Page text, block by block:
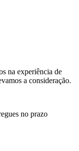
na experiência de
a consideração.
no prazo